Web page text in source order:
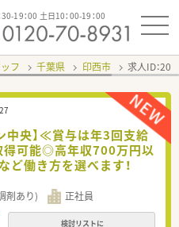
30-19：00 土日10：00-19：00
フ 千葉県 印西市 求人ID：
中央】≪賞与は年3回支給
可能◎高年収700万円以
働き方を選べます！
剤あり) 正社員
検討リストに